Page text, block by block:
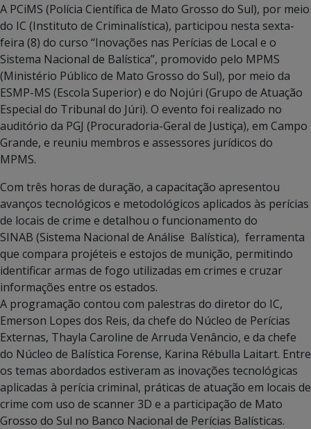
A PCiMS (Polícia Científica de Mato Grosso do Sul), por meio
do IC (Instituto de Criminalística), participou nesta sexta-
feira (8) do curso “Inovações nas Perícias de Local e o
Sistema Nacional de Balística”, promovido pelo MPMS
(Ministério Público de Mato Grosso do Sul), por meio da
ESMP-MS (Escola Superior) e do Nojúri (Grupo de Atuação
Especial do Tribunal do Júri). O evento foi realizado no
auditório da PGJ (Procuradoria-Geral de Justiça), em Campo
Grande, e reuniu membros e assessores jurídicos do
MPMS.
Com três horas de duração, a capacitação apresentou
avanços tecnológicos e metodológicos aplicados às perícias
de locais de crime e detalhou o funcionamento do
SINAB (Sistema Nacional de Análise Balística), ferramenta
que compara projéteis e estojos de munição, permitindo
identificar armas de fogo utilizadas em crimes e cruzar
informações entre os estados.
A programação contou com palestras do diretor do IC,
Emerson Lopes dos Reis, da chefe do Núcleo de Perícias
Externas, Thayla Caroline de Arruda Venâncio, e da chefe
do Núcleo de Balística Forense, Karina Rébulla Laitart. Entre
os temas abordados estiveram as inovações tecnológicas
aplicadas à perícia criminal, práticas de atuação em locais de
crime com uso de scanner 3D e a participação de Mato
Grosso do Sul no Banco Nacional de Perícias Balísticas.